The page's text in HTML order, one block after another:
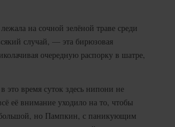
на сочной зелёной траве среди
случай, — эта бирюзовая
очередную распорку в шатре,
время суток здесь нипони не
её внимание уходило на то, чтобы
но Пампкин, с паникующим